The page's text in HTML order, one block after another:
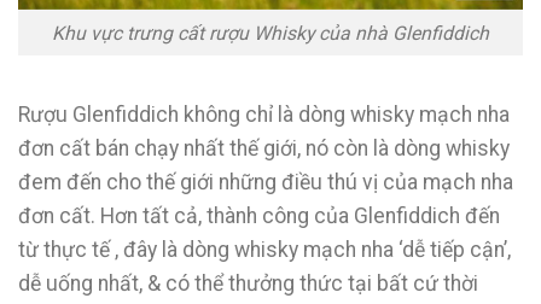
Khu vực trưng cất rượu Whisky của nhà Glenfiddich
Rượu Glenfiddich không chỉ là dòng whisky mạch nha
đơn cất bán chạy nhất thế giới, nó còn là dòng whisky
đem đến cho thế giới những điều thú vị của mạch nha
đơn cất. Hơn tất cả, thành công của Glenfiddich đến
từ thực tế , đây là dòng whisky mạch nha ‘dễ tiếp cận’,
dễ uống nhất, & có thể thưởng thức tại bất cứ thời